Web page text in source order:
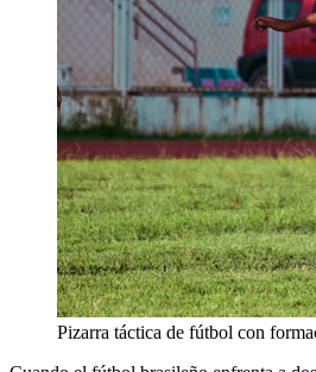
Pizarra táctica de fútbol con